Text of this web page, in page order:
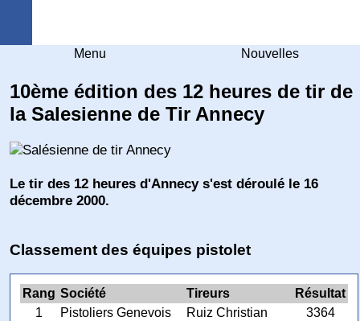
Menu Nouvelles
10ème édition des 12 heures de tir de
la Salesienne de Tir Annecy
Le tir des 12 heures d'Annecy s'est déroulé le 16
décembre 2000.
Classement des équipes pistolet
Rang Société Tireurs
Résultat
1
Pistoliers Genevois Ruiz Christian
3364